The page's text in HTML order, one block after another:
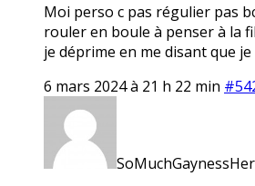
Moi perso c pas régulier pas
rouler en boule à penser à la
je déprime en me disant que
6 mars 2024 à 21 h 22 min